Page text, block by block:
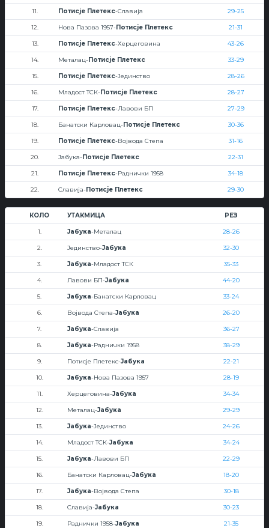
11. Потисје Плетекс-Славија 29-25
12. Нова Пазова 1957-Потисје Плетекс 21-31
13. Потисје Плетекс-Херцеговина 43-26
14. Металац-Потисје Плетекс 33-29
15. Потисје Плетекс-Јединство 28-26
16. Младост ТСК-Потисје Плетекс 28-27
17. Потисје Плетекс-Лавови БП 27-29
18. Банатски Карловац-Потисје Плетекс 30-36
19. Потисје Плетекс-Војвода Степа 31-16
20. Јабука-Потисје Плетекс 22-31
21. Потисје Плетекс-Раднички 1958 34-18
22. Славија-Потисје Плетекс 29-30
КОЛО УТАКМИЦА РЕЗ
1. Јабука-Металац 28-26
2. Јединство-Јабука 32-30
3. Јабука-Младост ТСК 35-33
4. Лавови БП-Јабука 44-20
5. Јабука-Банатски Карловац 33-24
6. Војвода Степа-Јабука 26-20
7. Јабука-Славија 36-27
8. Јабука-Раднички 1958 38-29
9. Потисје Плетекс-Јабука 22-21
10. Јабука-Нова Пазова 1957 28-19
11. Херцеговина-Јабука 34-34
12. Металац-Јабука 29-29
13. Јабука-Јединство 24-26
14. Младост ТСК-Јабука 34-24
15. Јабука-Лавови БП 22-29
16. Банатски Карловац-Јабука 18-20
17. Јабука-Војвода Степа 30-18
18. Славија-Јабука 30-23
19. Раднички 1958-Јабука 21-35